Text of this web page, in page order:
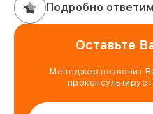
Подробно
Оставьте
Менеджер позвонит